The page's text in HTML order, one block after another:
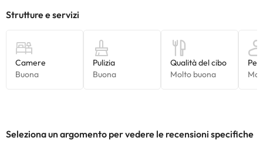
Alcuni dei servizi indicati potrebbero essere a pagamento. Puoi
Tutte le informazioni presenti in questa pagina sono soggette a
modifiche da parte della struttura. Se hai dubbi, contattaci.
Seleziona un argomento per vedere le recensioni specifiche